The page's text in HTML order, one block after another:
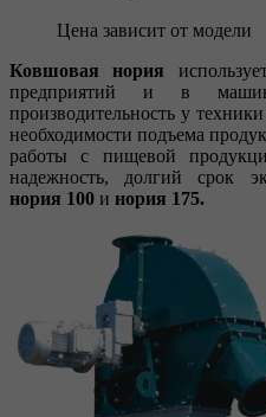
Цена зависит от модели
Ковшовая нория
предприятий и в
производительность у
необходимости подъема
работы с пищевой
надежность, долгий срок
нория 100 и нория 175.